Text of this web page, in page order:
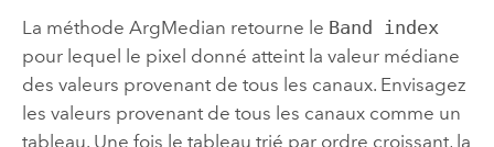
La méthode ArgMedian retourne le Band index
pour lequel le pixel donné atteint la valeur médiane
des valeurs provenant de tous les canaux. Envisagez
les valeurs provenant de tous les canaux comme un
tableau. Une fois le tableau trié par ordre croissant, la